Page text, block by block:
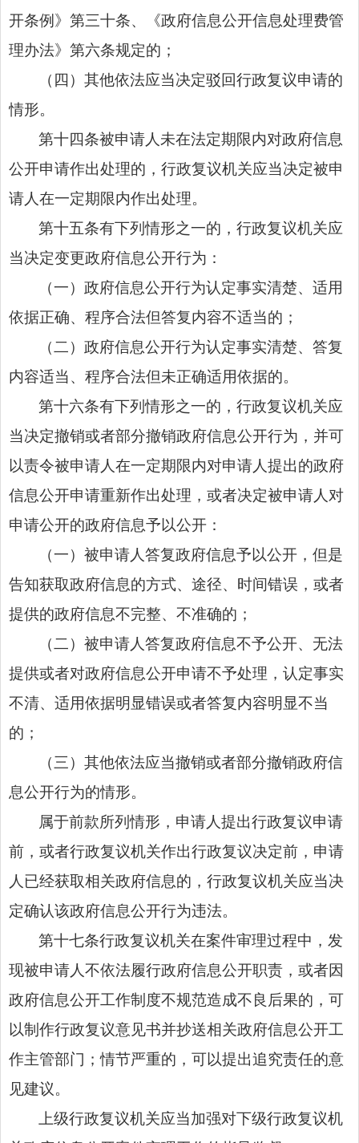
开条例》第三十条、《政府信息公开信息处理费管
理办法》第六条规定的；
（四）其他依法应当决定驳回行政复议申请的
情形。
第十四条被申请人未在法定期限内对政府信息
公开申请作出处理的，行政复议机关应当决定被申
请人在一定期限内作出处理。
第十五条有下列情形之一的，行政复议机关应
当决定变更政府信息公开行为：
（一）政府信息公开行为认定事实清楚、适用
依据正确、程序合法但答复内容不适当的；
（二）政府信息公开行为认定事实清楚、答复
内容适当、程序合法但未正确适用依据的。
第十六条有下列情形之一的，行政复议机关应
当决定撤销或者部分撤销政府信息公开行为，并可
以责令被申请人在一定期限内对申请人提出的政府
信息公开申请重新作出处理，或者决定被申请人对
申请公开的政府信息予以公开：
（一）被申请人答复政府信息予以公开，但是
告知获取政府信息的方式、途径、时间错误，或者
提供的政府信息不完整、不准确的；
（二）被申请人答复政府信息不予公开、无法
提供或者对政府信息公开申请不予处理，认定事实
不清、适用依据明显错误或者答复内容明显不当
的；
（三）其他依法应当撤销或者部分撤销政府信
息公开行为的情形。
属于前款所列情形，申请人提出行政复议申请
前，或者行政复议机关作出行政复议决定前，申请
人已经获取相关政府信息的，行政复议机关应当决
定确认该政府信息公开行为违法。
第十七条行政复议机关在案件审理过程中，发
现被申请人不依法履行政府信息公开职责，或者因
政府信息公开工作制度不规范造成不良后果的，可
以制作行政复议意见书并抄送相关政府信息公开工
作主管部门；情节严重的，可以提出追究责任的意
见建议。
上级行政复议机关应当加强对下级行政复议机